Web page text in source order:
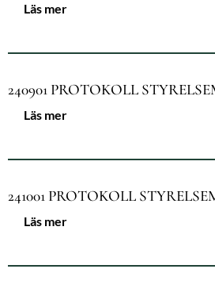
Läs mer
240901 PROTOKOLL
Läs mer
241001 PROTOKOLL
Läs mer